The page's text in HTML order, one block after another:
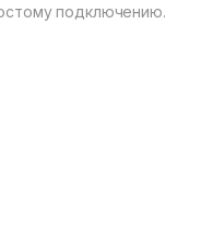
подключению.